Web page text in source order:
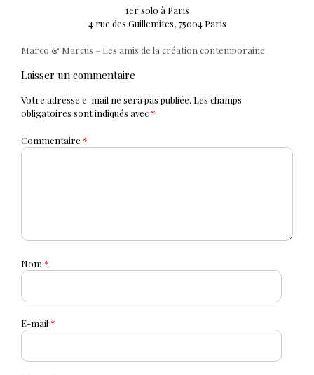
1er solo à Paris
4 rue des Guillemites, 75004 Paris
Navigation
de
l’article
Marco & Marcus – Les amis de la création contemporaine
Laisser un commentaire
Votre adresse e-mail ne sera pas publiée. Les champs
obligatoires sont indiqués avec*
Commentaire *
Nom *
E-mail *